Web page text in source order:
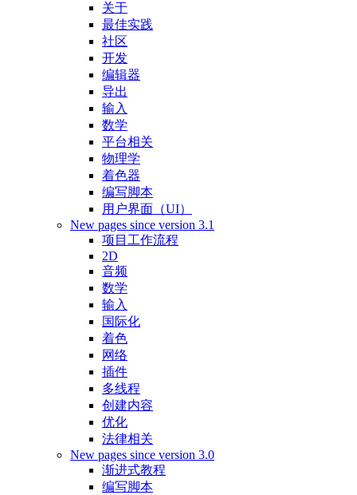
关于
最佳实践
社区
开发
编辑器
导出
输入
数学
平台相关
物理学
着色器
编写脚本
用户界面（UI）
New pages since version 3.1
项目工作流程
2D
音频
数学
输入
国际化
着色
网络
插件
多线程
创建内容
优化
法律相关
New pages since version 3.0
渐进式教程
编写脚本